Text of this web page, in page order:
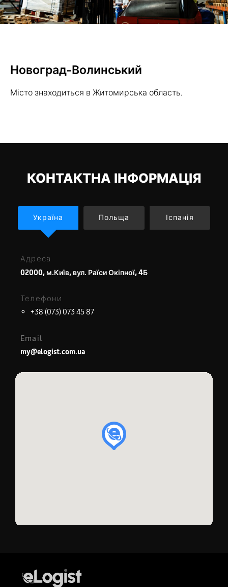
Новоград-Волинський
Місто знаходиться в Житомирська область.
КОНТАКТНА ІНФОРМАЦІЯ
Україна Польща Іспанія
Адреса
02000, м.Київ, вул. Раїси Окіпної, 4Б
Телефони
+38 (073) 073 45 87
Email
my@elogist.com.ua